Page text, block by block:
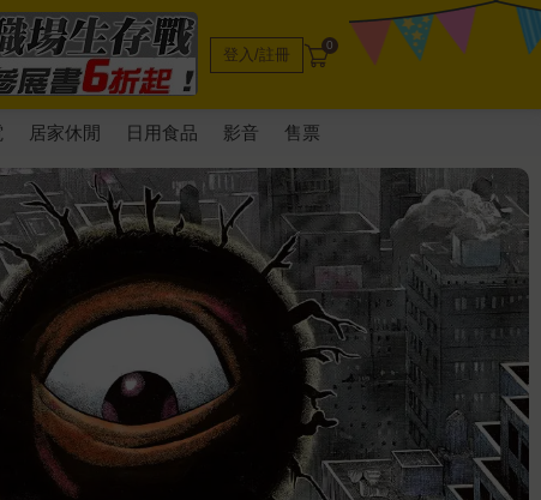
登入/註冊 0
居家休閒 日用食品 影音 售票